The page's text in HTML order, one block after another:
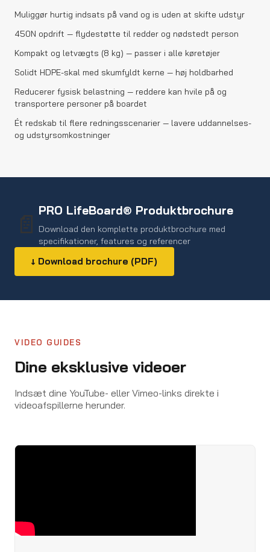
Muliggør hurtig indsats på vand og is uden at skifte udstyr
450N opdrift — flydestøtte til redder og nødstedt person
Kompakt og letvægts (8 kg) — passer i alle køretøjer
Solidt HDPE-skal med skumfyldt kerne — høj holdbarhed
Reducerer fysisk belastning — reddere kan hvile på og
transportere personer på boardet
Ét redskab til flere redningsscenarier — lavere uddannelses-
og udstyrsomkostninger
📄 PRO LifeBoard® Produktbrochure
Download den komplette produktbrochure med
specifikationer, features og referencer
↓ Download brochure (PDF)
VIDEO GUIDES
Dine eksklusive videoer
Indsæt dine YouTube- eller Vimeo-links direkte i
videoafspillerne herunder.